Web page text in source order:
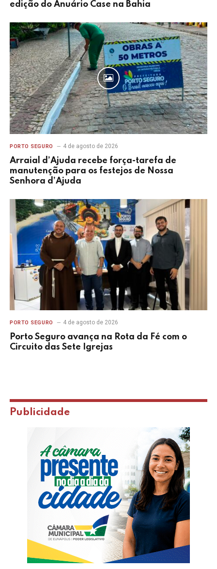
edição do Anuário Case na Bahia
PORTO SEGURO 4 de agosto de 2026
Arraial d’Ajuda recebe força-tarefa de
manutenção para os festejos de Nossa
Senhora d’Ajuda
PORTO SEGURO 4 de agosto de 2026
Porto Seguro avança na Rota da Fé com o
Circuito das Sete Igrejas
Publicidade